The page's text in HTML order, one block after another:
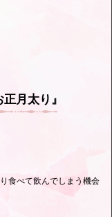
月太り』
食べて飲んでしまう機会